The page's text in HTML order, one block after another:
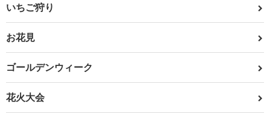
いちご狩り
お花見
ゴールデンウィーク
花火大会